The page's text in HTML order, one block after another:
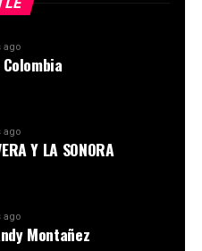
ago
ago
Y LA SONORA
ago
Montañez